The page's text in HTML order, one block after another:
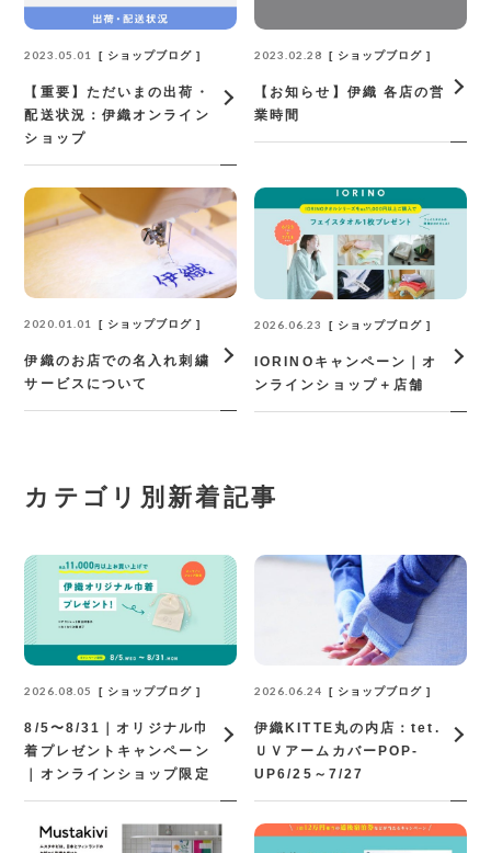
2023.05.01 ショップブログ
【重要】ただいまの出荷・
配送状況：伊織オンライン
ショップ
2023.02.28 ショップブログ
【お知らせ】伊織 各店の営
業時間
2020.01.01 ショップブログ
伊織のお店での名入れ刺繍
サービスについて
2026.06.23 ショップブログ
IORINOキャンペーン｜オ
ンラインショップ＋店舗
カテゴリ別新着記事
2026.08.05 ショップブログ
8/5〜8/31｜オリジナル巾
着プレゼントキャンペーン
｜オンラインショップ限定
2026.06.24 ショップブログ
伊織KITTE丸の内店：tet.
ＵＶアームカバーPOP‐
UP6/25～7/27